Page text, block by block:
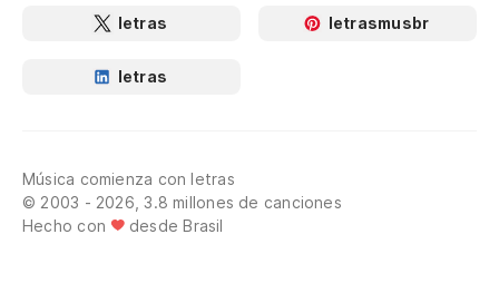
letras letrasmusbr
letras
Música comienza con letras
© 2003 - 2026, 3.8 millones de canciones
Hecho con
desde Brasil